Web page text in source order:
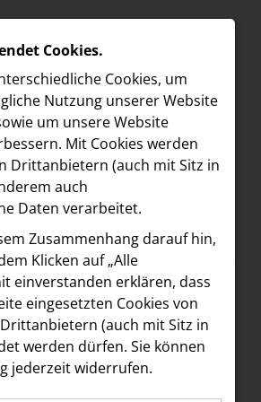
für die
Straße:
Cookies.
Cookies, um
Nutzung unserer Website
um unsere Website
Mit Cookies werden
Drittanbietern (auch mit Sitz in
auch
Daten verarbeitet.
Zusammenhang darauf hin,
Klicken auf „Alle
ein­ver­standen erklären, dass
eingesetzten Cookies von
(auch mit Sitz in
werden dürfen. Sie können
jederzeit widerrufen.